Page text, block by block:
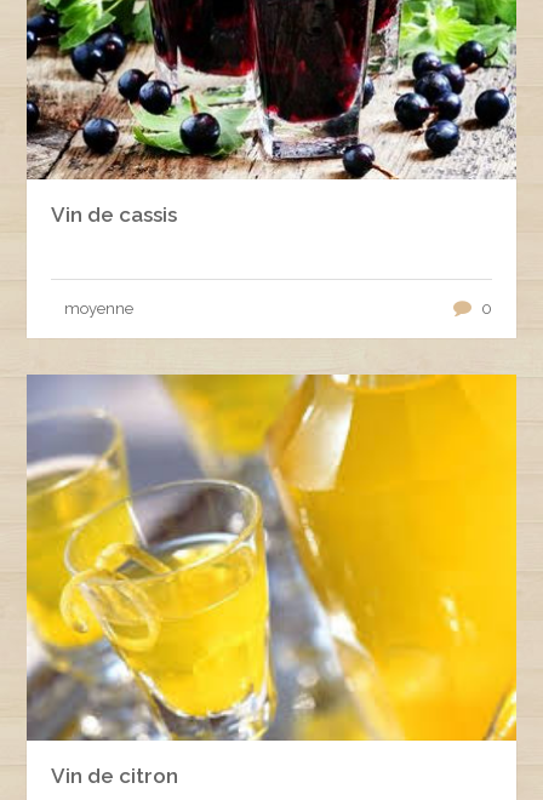
Vin de cassis
moyenne 0
Vin de citron